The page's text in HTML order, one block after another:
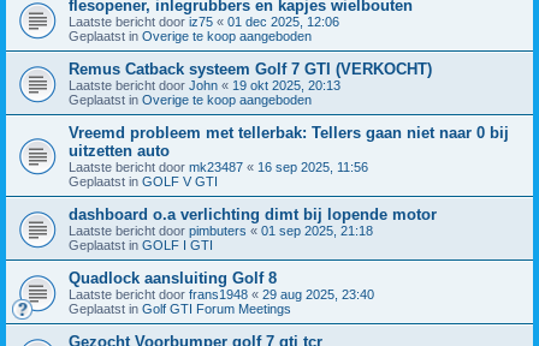
flesopener, inlegrubbers en kapjes wielbouten
Laatste bericht door iz75 « 01 dec 2025, 12:06
Geplaatst in Overige te koop aangeboden
Remus Catback systeem Golf 7 GTI (VERKOCHT)
Laatste bericht door John « 19 okt 2025, 20:13
Geplaatst in Overige te koop aangeboden
Vreemd probleem met tellerbak: Tellers gaan niet naar 0 bij
uitzetten auto
Laatste bericht door mk23487 « 16 sep 2025, 11:56
Geplaatst in GOLF V GTI
dashboard o.a verlichting dimt bij lopende motor
Laatste bericht door pimbuters « 01 sep 2025, 21:18
Geplaatst in GOLF I GTI
Quadlock aansluiting Golf 8
Laatste bericht door frans1948 « 29 aug 2025, 23:40
Geplaatst in Golf GTI Forum Meetings
Gezocht Voorbumper golf 7 gti tcr